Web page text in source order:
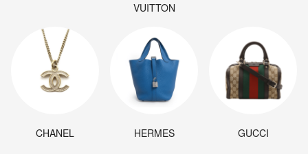
VUITTON
CHANEL HERMES GUCCI